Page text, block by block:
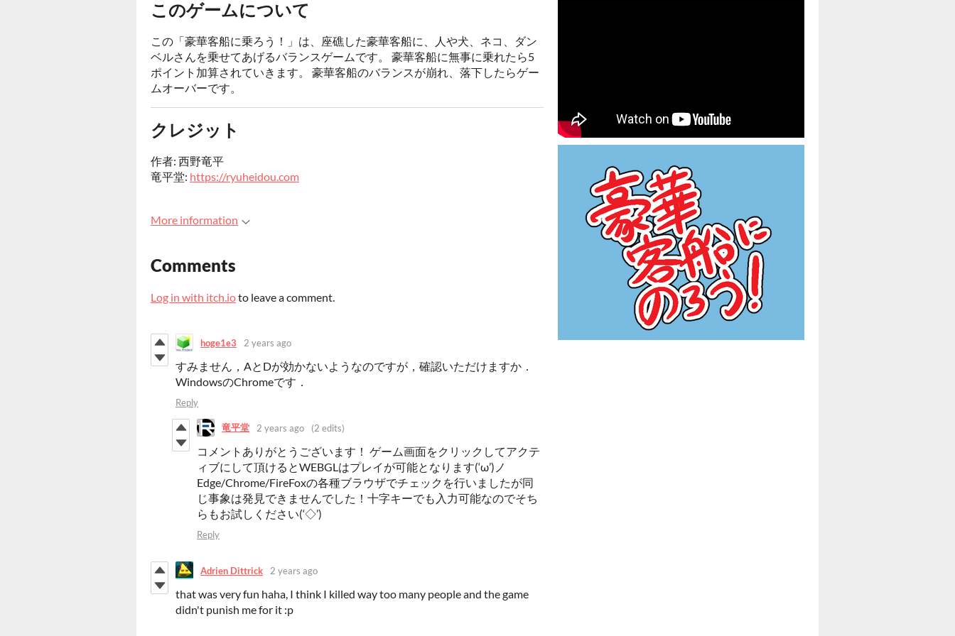
このゲームについて
この「豪華客船に乗ろう！」は、座礁した豪華客船に、人や犬、ネコ、ダン
ベルさんを乗せてあげるバランスゲームです。 豪華客船に無事に乗れたら5
ポイント加算されていきます。 豪華客船のバランスが崩れ、落下したらゲー
ムオーバーです。
クレジット
作者: 西野竜平
竜平堂: https://ryuheidou.com
More information
Comments
Log in with itch.ioto leave a comment.
hoge1e3 2 years ago
すみません，AとDが効かないようなのですが，確認いただけますか．
WindowsのChromeです．
Reply
竜平堂 2 years ago (2 edits)
コメントありがとうございます！ ゲーム画面をクリックしてアクテ
ィブにして頂けるとWEBGLはプレイが可能となります(‘ω’)ノ
Edge/Chrome/FireFoxの各種ブラウザでチェックを行いましたが同
じ事象は発見できませんでした！十字キーでも入力可能なのでそち
らもお試しください(‘◇’)ゞ
Reply
Adrien Dittrick 2 years ago
that was very fun haha, I think I killed way too many people and the game
didn't punish me for it :p